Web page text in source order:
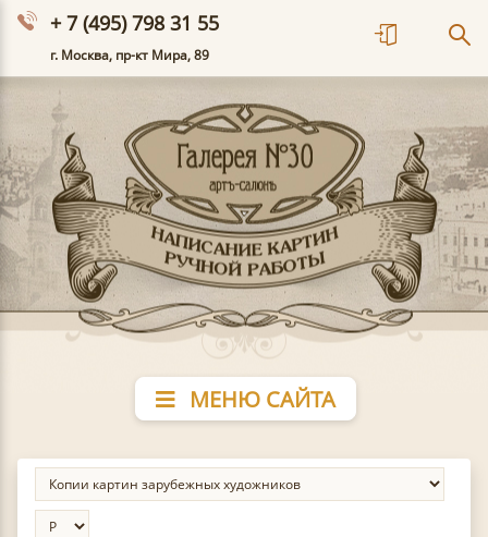
+ 7 (495) 798 31 55
г. Москва, пр-кт Мира, 89
МЕНЮ САЙТА